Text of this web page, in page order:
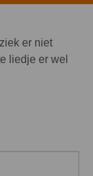
er niet
liedje er wel